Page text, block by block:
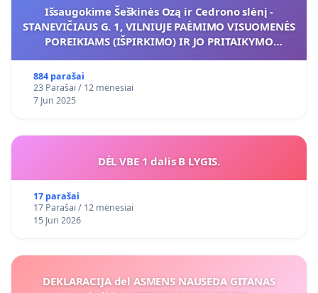
Išsaugokime Šeškinės Ozą ir Cedrono slėnį -
STANEVIČIAUS G. 1, VILNIUJE PAĖMIMO VISUOMENĖS
POREIKIAMS (IŠPIRKIMO) IR JO PRITAIKYMO
884 parašai
23 Parašai / 12 mėnesiai
7 Jun 2025
DĖL VBE 1 dalis B LYGIS.
17 parašai
17 Parašai / 12 mėnesiai
15 Jun 2026
DEKLARACIJA del ASMENS NAUSEDA GITANAS